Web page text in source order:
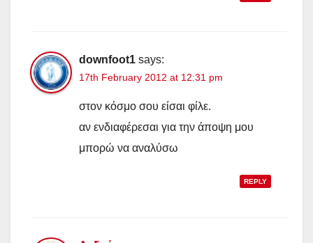
downfoot1 says:
17th February 2012 at 12:31 pm
στον κόσμο σου είσαι φίλε.
αν ενδιαφέρεσαι για την άποψη μου
μπορώ να αναλύσω
REPLY